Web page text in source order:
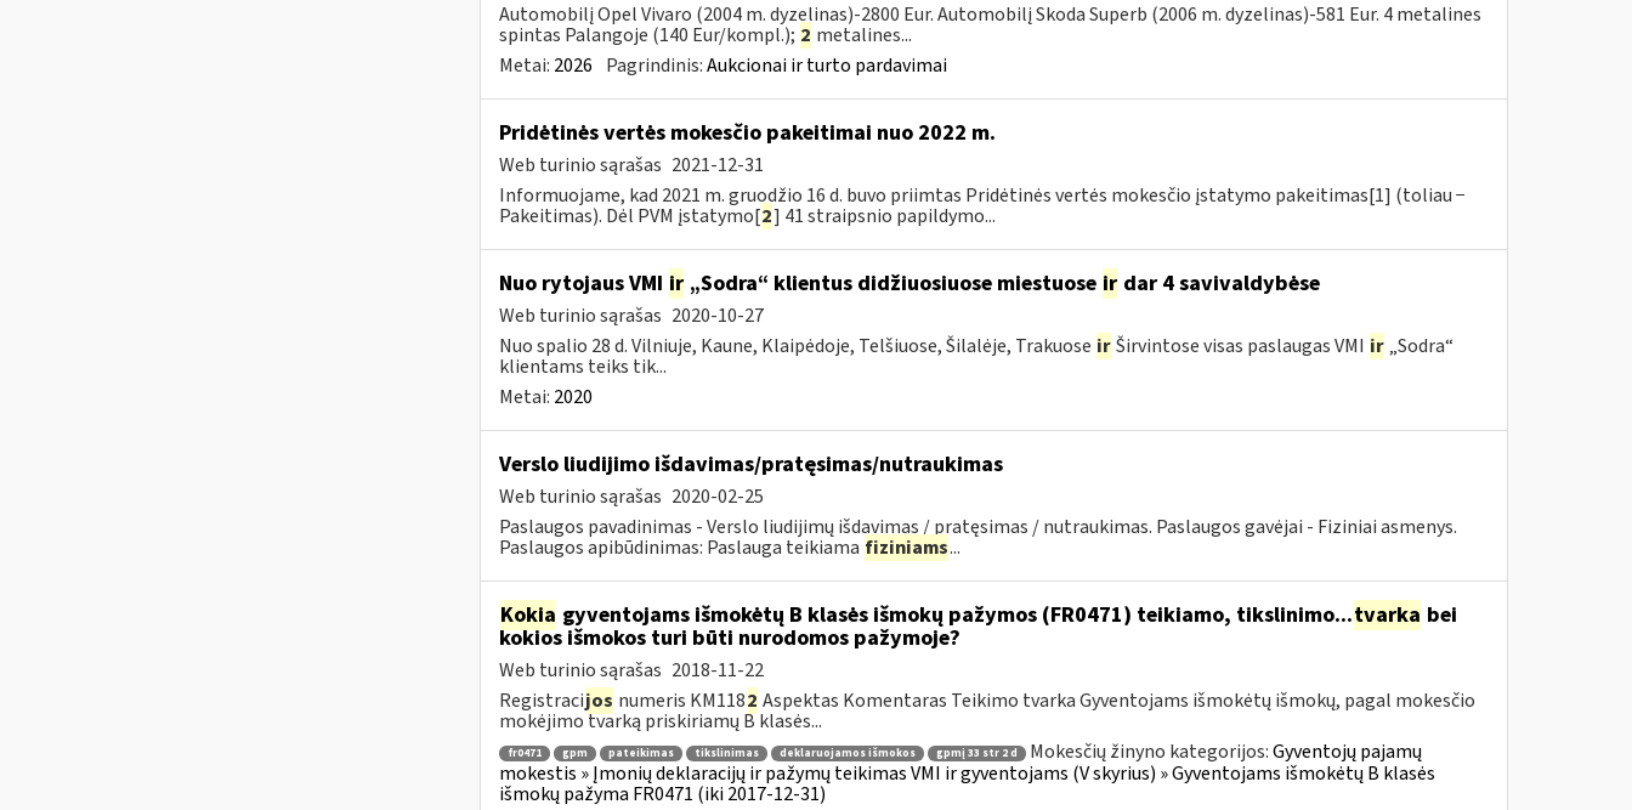
Automobilį Opel Vivaro (2004 m. dyzelinas)-2800 Eur. Automobilį Skoda Superb (2006 m. dyzelinas)-581 Eur. 4 metalines
spintas Palangoje (140 Eur/kompl.); 2 metalines...
Metai: 2026 Pagrindinis:Aukcionai ir turto pardavimai
Pridėtinės vertės mokesčio pakeitimai nuo 2022 m.
Web turinio sąrašas 2021-12-31
Informuojame, kad 2021 m. gruodžio 16 d. buvo priimtas Pridėtinės vertės mokesčio įstatymo pakeitimas[1] (toliau −
Pakeitimas). Dėl PVM įstatymo[2] 41 straipsnio papildymo...
Nuo rytojaus VMI ir„Sodra“ klientus didžiuosiuose miestuose irdar 4 savivaldybėse
Web turinio sąrašas 2020-10-27
Nuo spalio 28 d. Vilniuje, Kaune, Klaipėdoje, Telšiuose, Šilalėje, Trakuose ir Širvintose visas paslaugas VMI ir „Sodra“
klientams teiks tik...
Metai: 2020
Verslo liudijimo išdavimas/pratęsimas/nutraukimas
Web turinio sąrašas 2020-02-25
Paslaugos pavadinimas - Verslo liudijimų išdavimas / pratęsimas / nutraukimas. Paslaugos gavėjai - Fiziniai asmenys.
Paslaugos apibūdinimas: Paslauga teikiama fiziniams...
Kokia gyventojams išmokėtų B klasės išmokų pažymos (FR0471) teikiamo, tikslinimo...tvarka bei
kokios išmokos turi būti nurodomos pažymoje?
Web turinio sąrašas 2018-11-22
Registracijos numeris KM1182 Aspektas Komentaras Teikimo tvarka Gyventojams išmokėtų išmokų, pagal mokesčio
mokėjimo tvarką priskiriamų B klasės...
fr0471 gpm pateikimas tikslinimas deklaruojamos išmokos gpmį 33 str 2 d Mokesčių žinyno kategorijos:Gyventojų pajamų
mokestis » Įmonių deklaracijų ir pažymų teikimas VMI ir gyventojams (V skyrius) » Gyventojams išmokėtų B klasės
išmokų pažyma FR0471 (iki 2017-12-31)